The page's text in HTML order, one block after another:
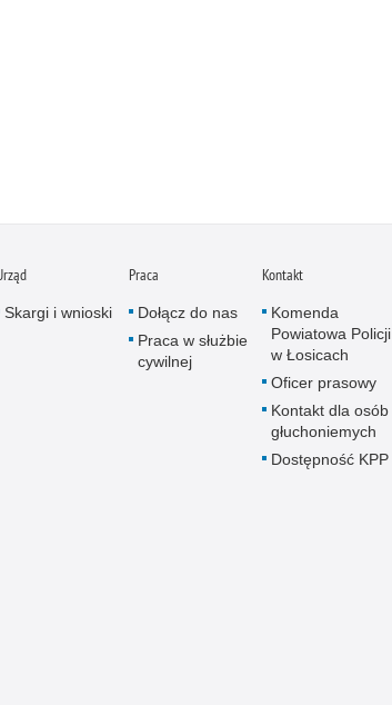
Skargi i wnioski
Praca
Dołącz do nas
Praca w służbie
cywilnej
Kontakt
Komenda
Powiatowa Policji
w Łosicach
Oficer prasowy
Kontakt dla osób
głuchoniemych
Dostępność KPP